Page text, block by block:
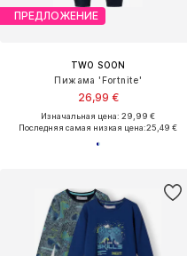
ПРЕДЛОЖЕНИЕ
TWO SOON
Пижама 'Fortnite'
26,99 €
Изначальная цена: 29,99 €
Последняя самая низкая цена:25,49 €